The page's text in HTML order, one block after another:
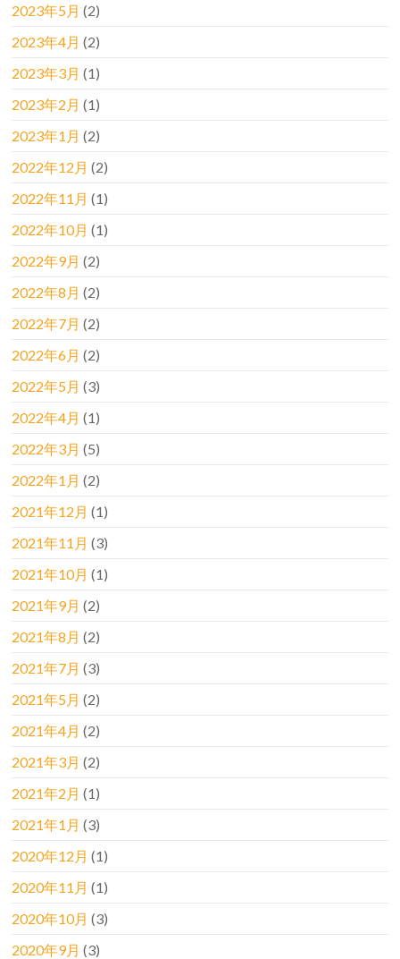
2023年5月 (2)
2023年4月 (2)
2023年3月 (1)
2023年2月 (1)
2023年1月 (2)
2022年12月 (2)
2022年11月 (1)
2022年10月 (1)
2022年9月 (2)
2022年8月 (2)
2022年7月 (2)
2022年6月 (2)
2022年5月 (3)
2022年4月 (1)
2022年3月 (5)
2022年1月 (2)
2021年12月 (1)
2021年11月 (3)
2021年10月 (1)
2021年9月 (2)
2021年8月 (2)
2021年7月 (3)
2021年5月 (2)
2021年4月 (2)
2021年3月 (2)
2021年2月 (1)
2021年1月 (3)
2020年12月 (1)
2020年11月 (1)
2020年10月 (3)
2020年9月 (3)